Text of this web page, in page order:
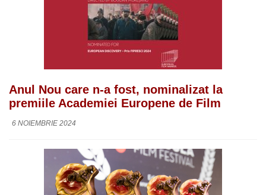
Anul Nou care n-a fost, nominalizat la
premiile Academiei Europene de Film
6 NOIEMBRIE 2024